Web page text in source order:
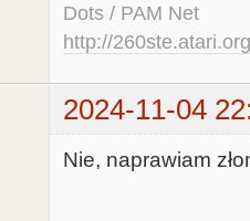
Dots / PAM Net
http://260ste.atari.org
2024-11-04
Nie, naprawiam